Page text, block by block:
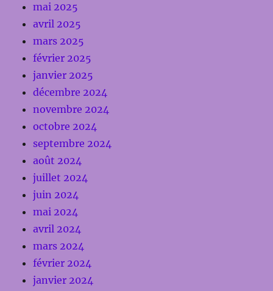
mai 2025
avril 2025
mars 2025
février 2025
janvier 2025
décembre 2024
novembre 2024
octobre 2024
septembre 2024
août 2024
juillet 2024
juin 2024
mai 2024
avril 2024
mars 2024
février 2024
janvier 2024